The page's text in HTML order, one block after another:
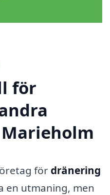
för
för dränering
en utmaning, men